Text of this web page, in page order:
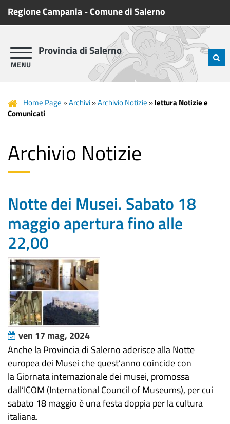
Regione Campania-Comune di Salerno
Provincia di Salerno
Home Page »Archivi»Archivio Notizie »lettura Notizie e
Comunicati
Archivio Notizie
Notte dei Musei. Sabato 18
maggio apertura fino alle
22,00
ven 17 mag, 2024
Anche la Provincia di Salerno aderisce alla Notte
europea dei Musei che quest’anno coincide con
la Giornata internazionale dei musei, promossa
dall’ICOM (International Council of Museums), per cui
sabato 18 maggio è una festa doppia per la cultura
italiana.